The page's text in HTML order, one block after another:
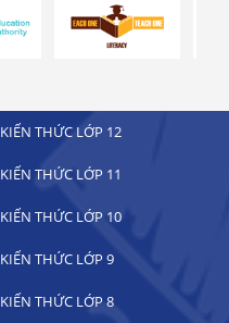
KIẾN THỨC LỚP 12
KIẾN THỨC LỚP 11
KIẾN THỨC LỚP 10
KIẾN THỨC LỚP 9
KIẾN THỨC LỚP 8